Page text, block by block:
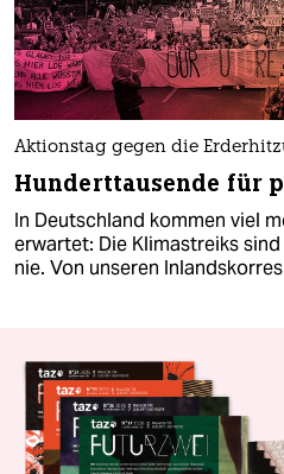
Aktionstag gegen die
Hunderttausende für
In Deutschland kommen viel
erwartet: Die Klimastreiks
nie. Von unseren